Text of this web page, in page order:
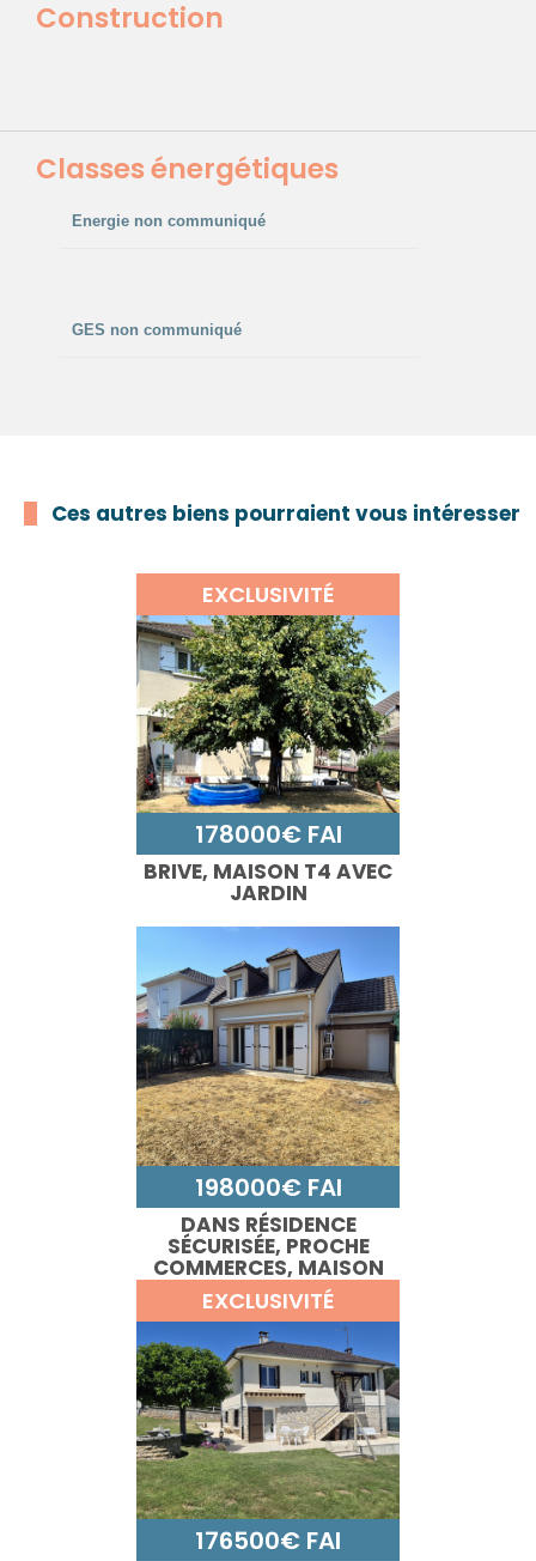
Construction
Classes énergétiques
Energie non communiqué
GES non communiqué
Ces autres biens pourraient vous intéresser
EXCLUSIVITÉ
178000€ FAI
BRIVE, MAISON T4 AVEC
JARDIN
198000€ FAI
DANS RÉSIDENCE
SÉCURISÉE, PROCHE
COMMERCES, MAISON
T4 AVEC JARDIN
EXCLUSIVITÉ
176500€ FAI